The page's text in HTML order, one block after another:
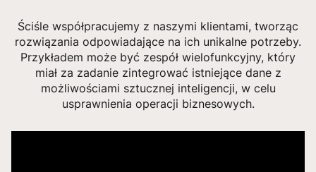
Ściśle współpracujemy z naszymi klientami, tworząc
rozwiązania odpowiadające na ich unikalne potrzeby.
Przykładem może być zespół wielofunkcyjny, który
miał za zadanie zintegrować istniejące dane z
możliwościami sztucznej inteligencji, w celu
usprawnienia operacji biznesowych.